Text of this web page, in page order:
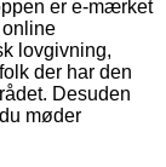
er e-mærket
lovgivning,
der har den
Desuden
møder